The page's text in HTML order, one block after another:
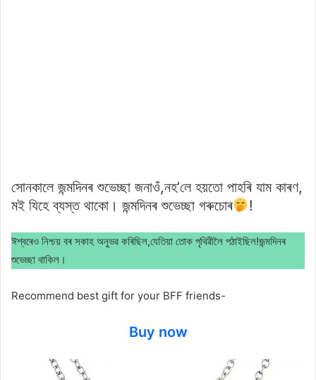
সোনকালে জন্মদিনৰ শুভেচ্ছা জনাওঁ,নহ’লে হয়তো পাহৰি যাম কাৰণ,
মই যিহে ব্যস্ত থাকো। জন্মদিনৰ শুভেচ্ছা গৰুচোৰ
!
ঈশ্বৰেও নিশ্চয় বৰ সকাহ অনুভৱ কৰিছিল,যেতিয়া তোক পৃথিৱীলৈ পঠাইছিল!জন্মদিনৰ
শুভেচ্ছা থাকিল।
Recommend best gift for your BFF friends-
Buy now